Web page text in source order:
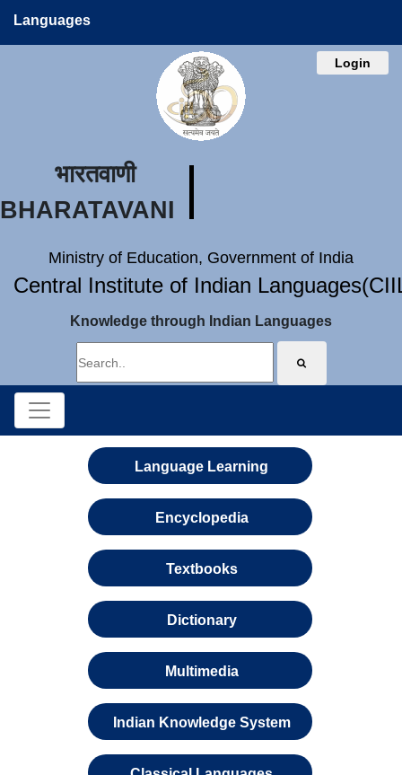
Languages
Login
भारतवाणी
BHARATAVANI
Ministry of Education, Government of India
Central Institute of Indian
Knowledge through Indian Languages
Language Learning
Encyclopedia
Textbooks
Dictionary
Multimedia
Indian Knowledge System